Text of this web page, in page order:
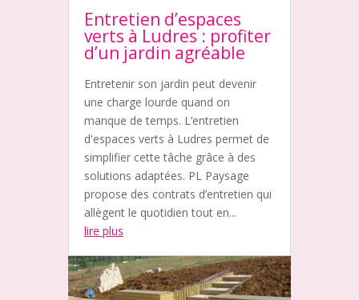
Entretien d’espaces
verts à Ludres : profiter
d’un jardin agréable
Entretenir son jardin peut devenir
une charge lourde quand on
manque de temps. L’entretien
d'espaces verts à Ludres permet de
simplifier cette tâche grâce à des
solutions adaptées. PL Paysage
propose des contrats d’entretien qui
allègent le quotidien tout en...
lire plus